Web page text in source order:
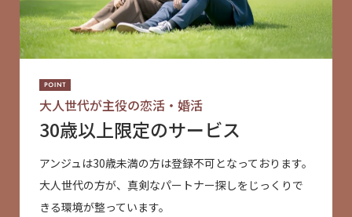
大人世代が主役の恋活・婚活
30歳以上限定のサービス
アンジュは30歳未満の方は登録不可となっております。
大人世代の方が、真剣なパートナー探しをじっくりで
きる環境が整っています。